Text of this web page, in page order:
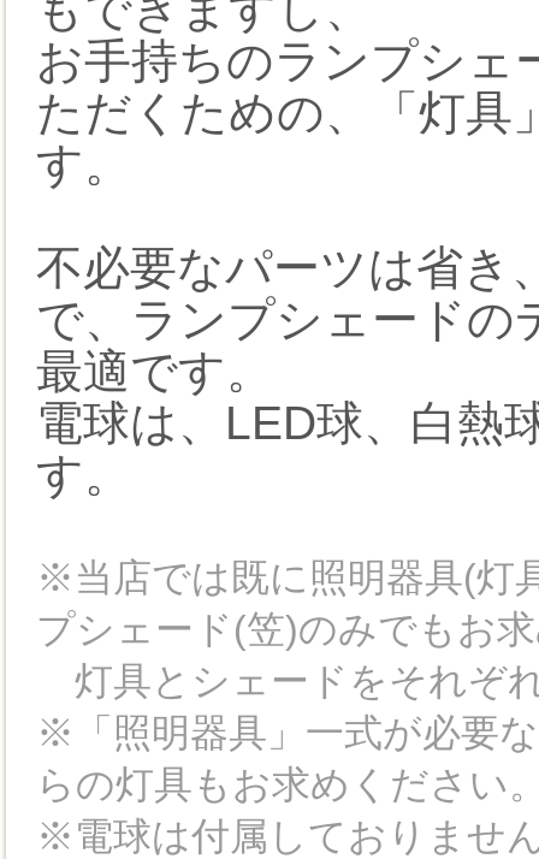
お手持ちのランプシェ
ただくための、「灯具
す。
不必要なパーツは省き
で、ランプシェードの
最適です。
電球は、LED球、白熱
す。
※当店では既に照明器具(灯
プシェード(笠)のみでもお
灯具とシェードをそれぞ
※「照明器具」一式が必要
らの灯具もお求めください
※電球は付属しておりませ